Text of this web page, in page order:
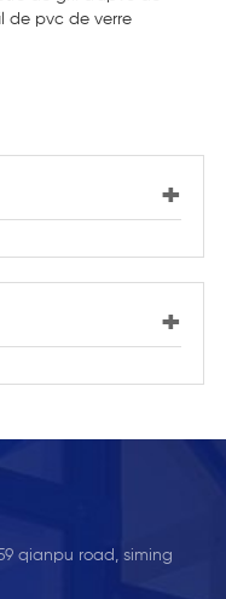
de pvc de verre
qianpu road, siming